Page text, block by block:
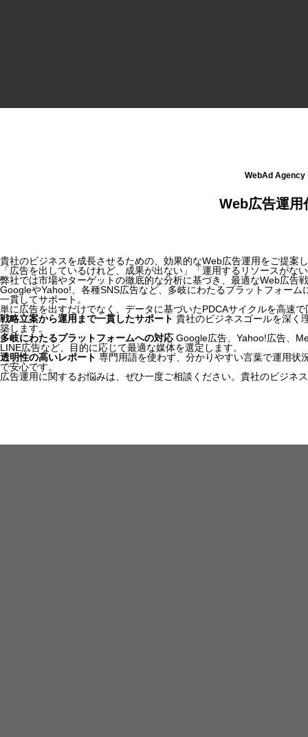
WebAd Agency
Web広告運用
貴社のビジネスを成長させるための、効果的なWeb広告運用をご提案
「広告を出しているけれど、成果が出ない」「運用するリソースがな
弊社では市場やターゲットの徹底的な分析に基づき、最適なWeb広告
GoogleやYahoo!、各種SNS広告など、多岐にわたるプラットフォー
一貫してサポート。
単に広告を出すだけでなく、データに基づいたPDCAサイクルを高速
戦略立案から運用まで一貫したサポート 貴社のビジネスゴールを深く
築します。
多岐にわたるプラットフォームへの対応 Google広告、Yahoo!広告、
LINE広告など、目的に応じて最適な媒体を選定します。
透明性の高いレポート 専門用語を使わず、分かりやすい言葉で運用状
で安心です。
広告運用に関するお悩みは、ぜひ一度ご相談ください。貴社のビジネ